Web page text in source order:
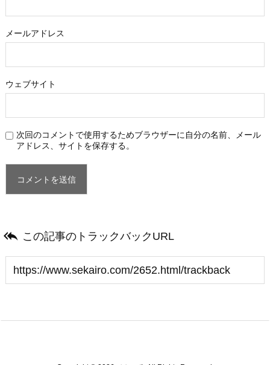
メールアドレス
ウェブサイト
次回のコメントで使用するためブラウザーに自分の名前、メール
アドレス、サイトを保存する。
 この記事のトラックバックURL